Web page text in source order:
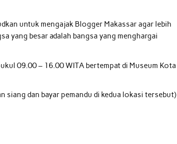
untuk mengajak Blogger Makassar agar lebih
yang besar adalah bangsa yang menghargai
09.00 – 16.00 WITA bertempat di Museum Kota
siang dan bayar pemandu di kedua lokasi tersebut)